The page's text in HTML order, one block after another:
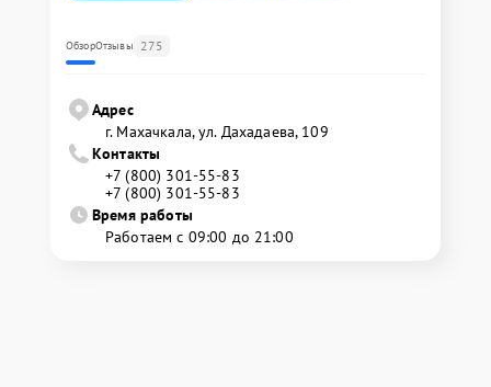
ОбзорОтзывы 275
Адрес
г. Махачкала, ул. Дахадаева, 109
Контакты
+7 (800) 301-55-83
+7 (800) 301-55-83
Время работы
Работаем с 09:00 до 21:00